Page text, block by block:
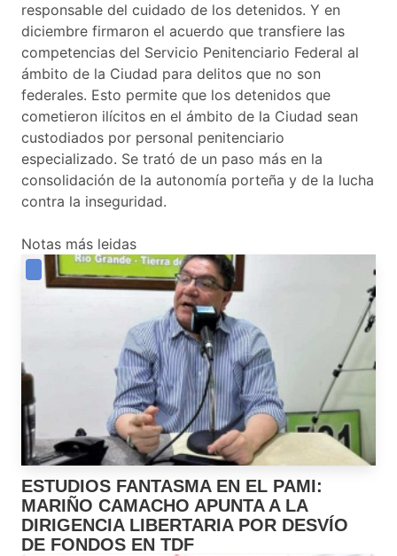
responsable del cuidado de los detenidos. Y en
diciembre firmaron el acuerdo que transfiere las
competencias del Servicio Penitenciario Federal al
ámbito de la Ciudad para delitos que no son
federales. Esto permite que los detenidos que
cometieron ilícitos en el ámbito de la Ciudad sean
custodiados por personal penitenciario
especializado. Se trató de un paso más en la
consolidación de la autonomía porteña y de la lucha
contra la inseguridad.
Notas más leidas
ESTUDIOS FANTASMA EN EL PAMI:
MARIÑO CAMACHO APUNTA A LA
DIRIGENCIA LIBERTARIA POR DESVÍO
DE FONDOS EN TDF